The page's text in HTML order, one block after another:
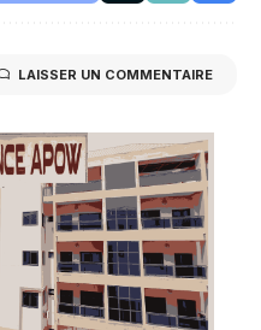
LAISSER UN COMMENTAIRE